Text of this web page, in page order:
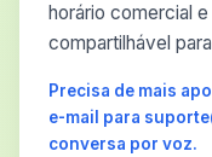
horário comercial
compartilhável
Precisa de mais
e-mail para
conversa por voz.